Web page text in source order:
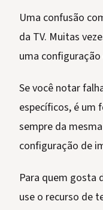
Uma confusão
da TV. Muitas
uma
Se você notar
específicos, é um
sempre da
configuração de
Para quem gosta
use o recurso de